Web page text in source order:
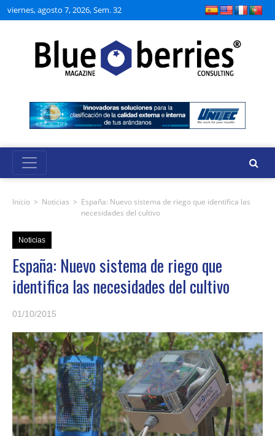
viernes, agosto 7, 2026, Sem. 32
Inicio > Noticias > España: Nuevo sistema de riego que identifica las
necesidades del cultivo
Noticias
España: Nuevo sistema de riego que
identifica las necesidades del cultivo
01/10/2015